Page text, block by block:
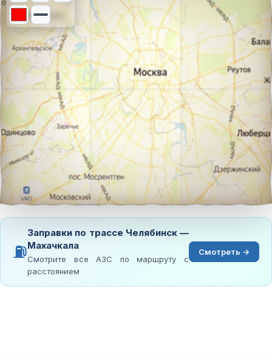
⛽
Заправки по трассе Челябинск —
Махачкала
Смотрите все АЗС по маршруту с
расстоянием
Смотреть →